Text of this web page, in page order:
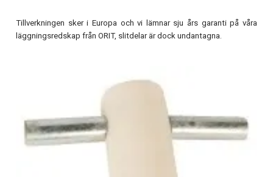
Tillverkningen sker i Europa och vi lämnar sju års garanti på våra
läggningsredskap från ORIT, slitdelar är dock undantagna.